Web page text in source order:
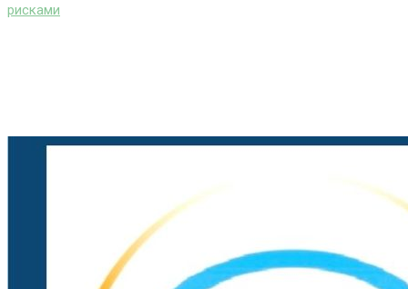
рисками